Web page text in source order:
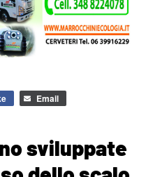
Email
sviluppate